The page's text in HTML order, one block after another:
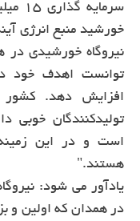
نیروگاه خورشیدی در
توانست اهدف خود
افزایش دهد. کشور
تولیدکنندگان خوبی
است و در این
هستند."
یادآور می شود:
در همدان که اولین و